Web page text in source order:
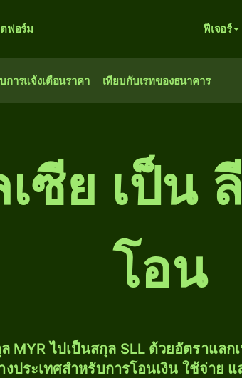
ฟอร์ม ฟีเจอร์
การแจ้งเตือนราคา เทียบกับเรทของธนาคาร
ซีย เป็น
โอน
MYR ไปเป็นสกุล SLL ด้วยอัตราแล
ประเทศสำหรับการโอนเงิน ใช้จ่าย แ